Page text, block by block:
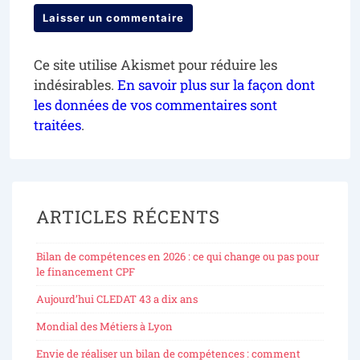
Ce site utilise Akismet pour réduire les
indésirables. En savoir plus sur la façon dont
les données de vos commentaires sont
traitées.
ARTICLES RÉCENTS
Bilan de compétences en 2026 : ce qui change ou pas pour
le financement CPF
Aujourd’hui CLEDAT 43 a dix ans
Mondial des Métiers à Lyon
Envie de réaliser un bilan de compétences : comment